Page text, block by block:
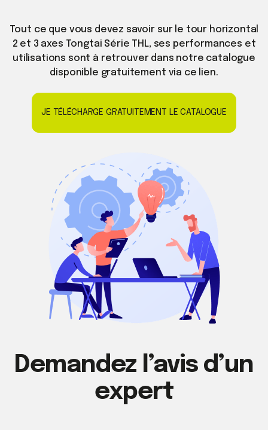
Tout ce que vous devez savoir sur le tour horizontal
2 et 3 axes Tongtai Série THL, ses performances et
utilisations sont à retrouver dans notre catalogue
disponible gratuitement via ce lien.
JE TÉLÉCHARGE GRATUITEMENT LE CATALOGUE
Demandez l’avis d’un
expert